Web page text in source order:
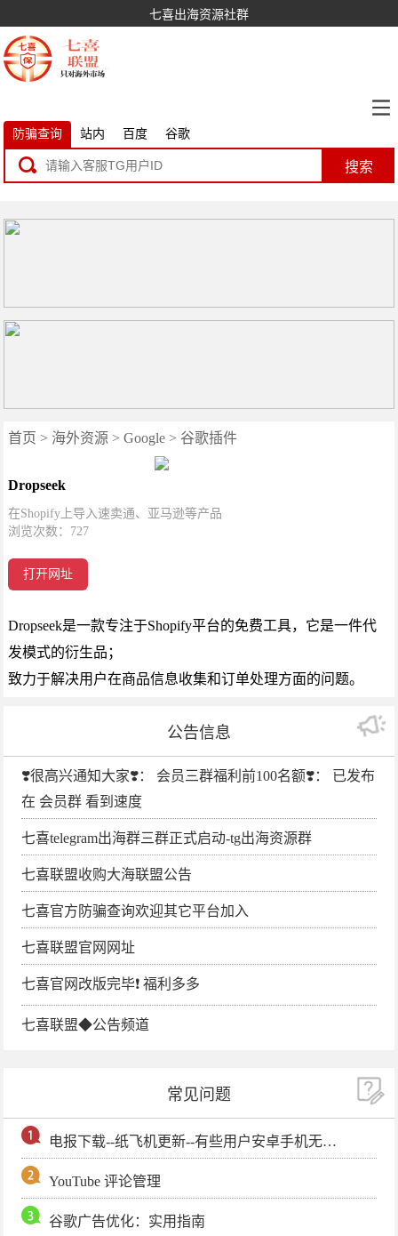
七喜出海资源社群
防骗查询 站内 百度 谷歌
搜索
首页 > 海外资源 >Google >谷歌插件
Dropseek
在Shopify上导入速卖通、亚马逊等产品
浏览次数： 727
打开网址
Dropseek是一款专注于Shopify平台的免费工具，它是一件代
发模式的衍生品；
致力于解决用户在商品信息收集和订单处理方面的问题。
公告信息
❣️很高兴通知大家❣️： 会员三群福利前100名额❣️： 已发布
在 会员群 看到速度
七喜telegram出海群三群正式启动-tg出海资源群
七喜联盟收购大海联盟公告
七喜官方防骗查询欢迎其它平台加入
七喜联盟官网网址
七喜官网改版完毕❗️ 福利多多
七喜联盟◆公告频道
常见问题
电报下载--纸飞机更新--有些用户安卓手机无法更新电报软件
YouTube 评论管理
谷歌广告优化：实用指南